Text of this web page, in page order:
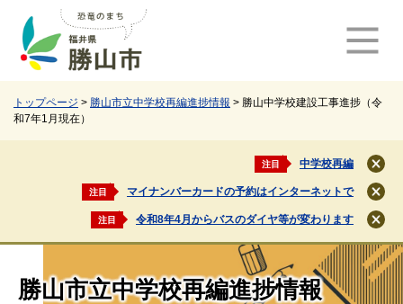
トップページ > 勝山市立中学校再編進捗情報 > 勝山中学校建設工事進捗（令
和7年1月現在）
注目 中学校再編
閉
じ
る
注目 マイナンバーカードの予約はインターネットで
閉
じ
る
注目 令和8年4月からバスのダイヤ等が変わります
閉
じ
る
勝山市立中学校再編進捗情報